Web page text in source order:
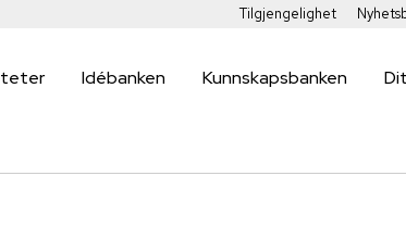
Tilgjengelighet
Idébanken Kunnskapsbanken